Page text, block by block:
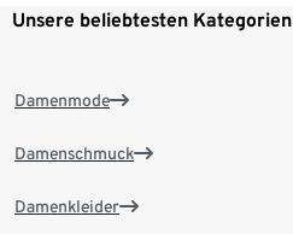
Unsere beliebtesten Kategorien
Damenmode
Damenschmuck
Damenkleider